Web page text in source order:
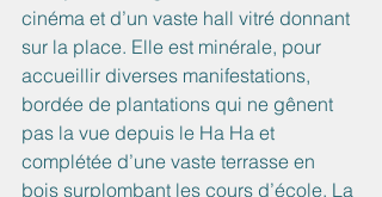
cinéma et d’un vaste hall vitré donnant
sur la place. Elle est minérale, pour
accueillir diverses manifestations,
bordée de plantations qui ne gênent
pas la vue depuis le Ha Ha et
complétée d’une vaste terrasse en
bois surplombant les cours d’école. La